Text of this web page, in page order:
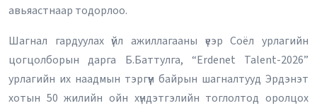
авьяастнаар тодорлоо.
Шагнал гардуулах үйл ажиллагааны үеэр Соёл урлагийн
цогцолборын дарга Б.Баттулга, “Erdenet Talent-2026”
урлагийн их наадмын тэргүүн байрын шагналтууд Эрдэнэт
хотын 50 жилийн ойн хүндэтгэлийн тоглолтод оролцох